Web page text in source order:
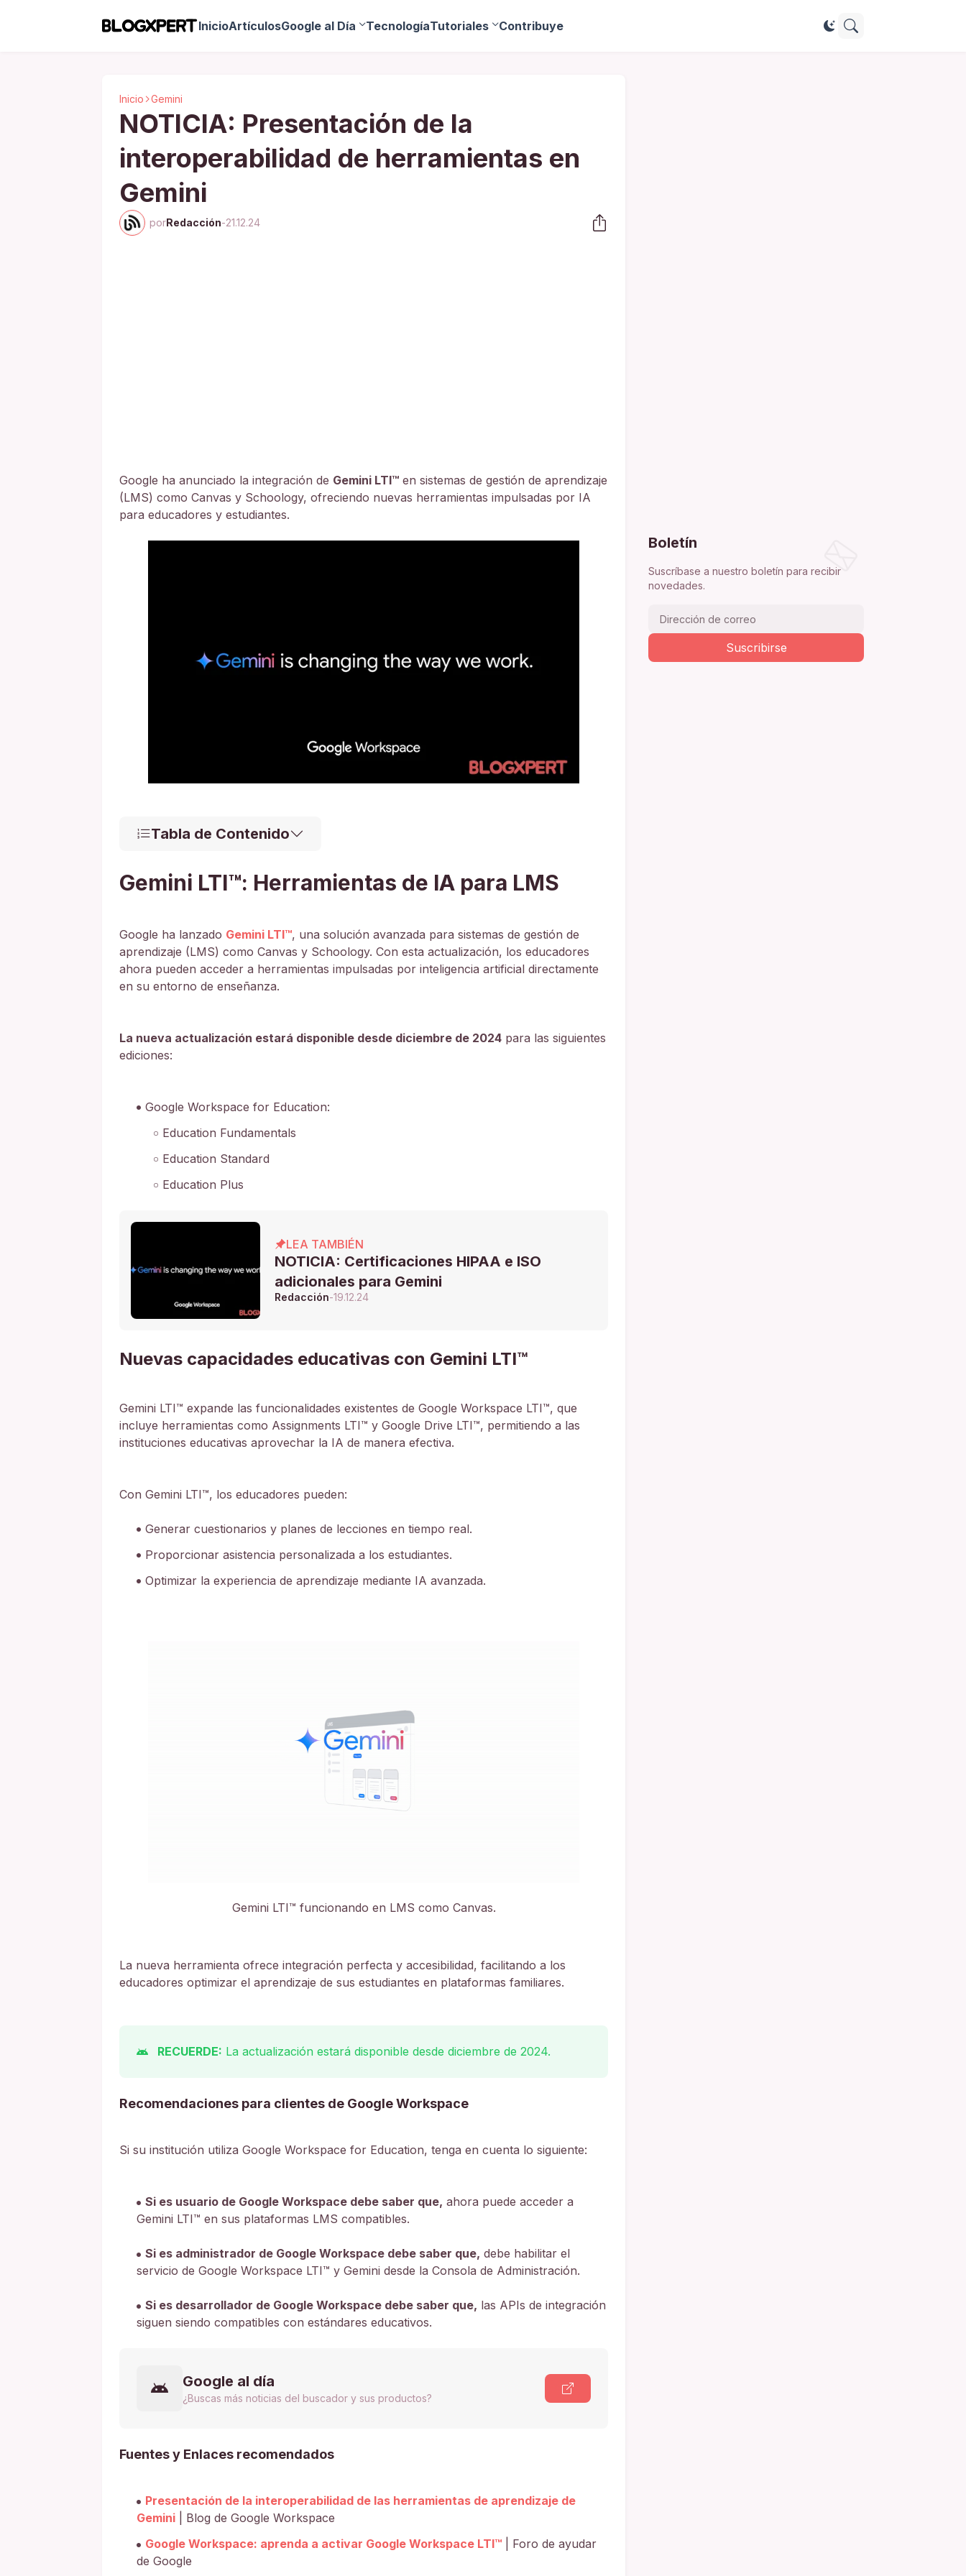
InicioArtículosGoogle al Día TecnologíaTutoriales Contribuye
Inicio Gemini
NOTICIA: Presentación de la
interoperabilidad de herramientas en
Gemini
porRedacción-21.12.24
Google ha anunciado la integración de Gemini LTI™ en sistemas de gestión de aprendizaje
(LMS) como Canvas y Schoology, ofreciendo nuevas herramientas impulsadas por IA
para educadores y estudiantes.
Tabla de Contenido
Gemini LTI™: Herramientas de IA para LMS
Google ha lanzado Gemini LTI™, una solución avanzada para sistemas de gestión de
aprendizaje (LMS) como Canvas y Schoology. Con esta actualización, los educadores
ahora pueden acceder a herramientas impulsadas por inteligencia artificial directamente
en su entorno de enseñanza.
La nueva actualización estará disponible desde diciembre de 2024 para las siguientes
ediciones:
Google Workspace for Education:
Education Fundamentals
Education Standard
Education Plus
LEA TAMBIÉN
NOTICIA: Certificaciones HIPAA e ISO
adicionales para Gemini
Redacción-19.12.24
Nuevas capacidades educativas con Gemini LTI™
Gemini LTI™ expande las funcionalidades existentes de Google Workspace LTI™, que
incluye herramientas como Assignments LTI™ y Google Drive LTI™, permitiendo a las
instituciones educativas aprovechar la IA de manera efectiva.
Con Gemini LTI™, los educadores pueden:
Generar cuestionarios y planes de lecciones en tiempo real.
Proporcionar asistencia personalizada a los estudiantes.
Optimizar la experiencia de aprendizaje mediante IA avanzada.
Gemini LTI™ funcionando en LMS como Canvas.
La nueva herramienta ofrece integración perfecta y accesibilidad, facilitando a los
educadores optimizar el aprendizaje de sus estudiantes en plataformas familiares.
RECUERDE: La actualización estará disponible desde diciembre de 2024.
Recomendaciones para clientes de Google Workspace
Si su institución utiliza Google Workspace for Education, tenga en cuenta lo siguiente:
Si es usuario de Google Workspace debe saber que, ahora puede acceder a
Gemini LTI™ en sus plataformas LMS compatibles.
Si es administrador de Google Workspace debe saber que, debe habilitar el
servicio de Google Workspace LTI™ y Gemini desde la Consola de Administración.
Si es desarrollador de Google Workspace debe saber que, las APIs de integración
siguen siendo compatibles con estándares educativos.
Google al día
¿Buscas más noticias del buscador y sus productos?
Fuentes y Enlaces recomendados
Presentación de la interoperabilidad de las herramientas de aprendizaje de
Gemini | Blog de Google Workspace
Google Workspace: aprenda a activar Google Workspace LTI™ | Foro de ayudar
de Google
Boletín
Suscríbase a nuestro boletín para recibir
novedades.